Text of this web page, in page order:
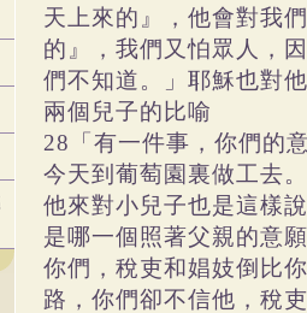
天上來的』，他會對我
的』，我們又怕眾人，
們不知道。」耶穌也對
兩個兒子的比喻
28「有一件事，你們的
今天到葡萄園裏做工去
他來對小兒子也是這樣
是哪一個照著父親的意
你們，稅吏和娼妓倒比
路，你們卻不信他，稅